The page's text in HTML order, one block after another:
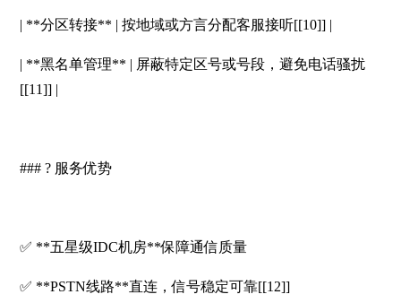
| **分区转接** | 按地域或方言分配客服接听[[10]] |
| **黑名单管理** | 屏蔽特定区号或号段，避免电话骚扰
[[11]] |
### ? 服务优势
✅ **五星级IDC机房**保障通信质量
✅ **PSTN线路**直连，信号稳定可靠[[12]]